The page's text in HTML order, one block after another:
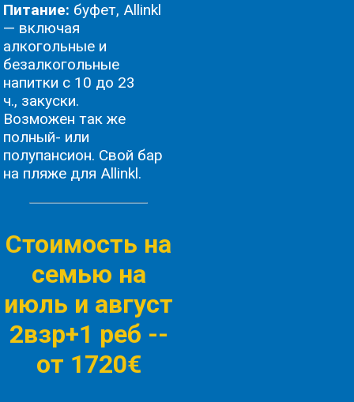
Питание: буфет, Allinkl
— включая
алкогольные и
безалкогольные
напитки с 10 до 23
ч., закуски.
Возможен так же
полный- или
полупансион. Свой бар
на пляже для Allinkl.
Стоимость на
семью на
июль и август
2взр+1 реб --
от 1720€